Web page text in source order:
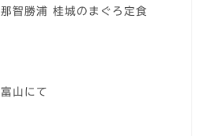
那智勝浦 桂城のまぐろ定食
富山にて